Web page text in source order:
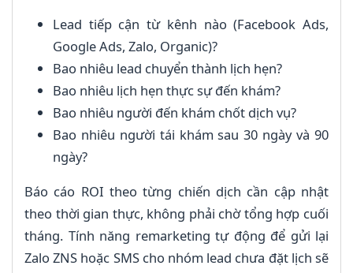
Lead tiếp cận từ kênh nào (Facebook Ads,
Google Ads, Zalo, Organic)?
Bao nhiêu lead chuyển thành lịch hẹn?
Bao nhiêu lịch hẹn thực sự đến khám?
Bao nhiêu người đến khám chốt dịch vụ?
Bao nhiêu người tái khám sau 30 ngày và 90
ngày?
Báo cáo ROI theo từng chiến dịch cần cập nhật
theo thời gian thực, không phải chờ tổng hợp cuối
tháng. Tính năng remarketing tự động để gửi lại
Zalo ZNS hoặc SMS cho nhóm lead chưa đặt lịch sẽ